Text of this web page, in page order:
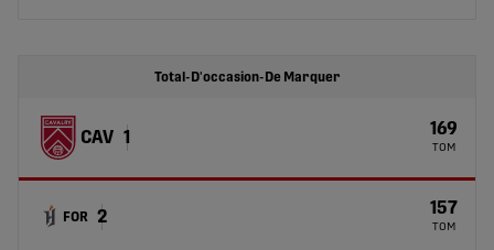
Total-D'occasion-De Marquer
1
CAV 169
TOM
2
FOR 157
TOM